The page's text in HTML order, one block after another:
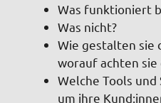
Was funktioniert
Was nicht?
Wie gestalten sie
worauf achten sie
Welche Tools
um ihre